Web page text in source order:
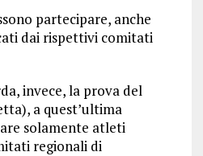
partecipare, anche
dai rispettivi comitati
invece, la prova del
a quest’ultima
solamente atleti
regionali di